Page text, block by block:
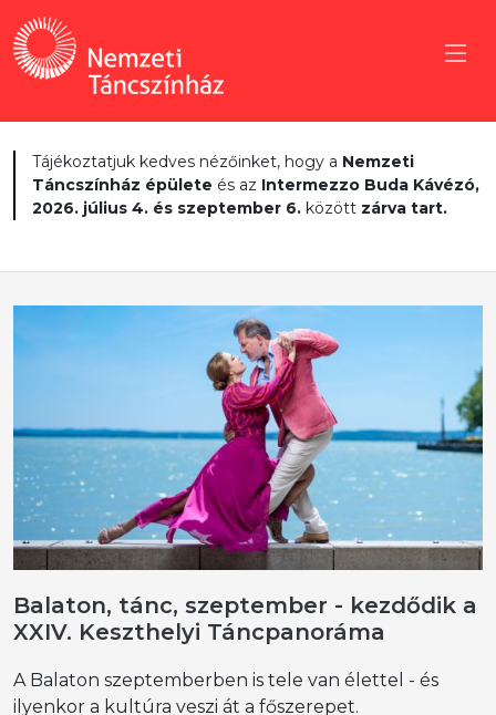
Tájékoztatjuk kedves nézőinket, hogy a Nemzeti
Táncszínház épülete és az Intermezzo Buda Kávézó,
2026. július 4. és szeptember 6. között zárva tart.
Balaton, tánc, szeptember - kezdődik a
XXIV. Keszthelyi Táncpanoráma
A Balaton szeptemberben is tele van élettel - és
ilyenkor a kultúra veszi át a főszerepet.